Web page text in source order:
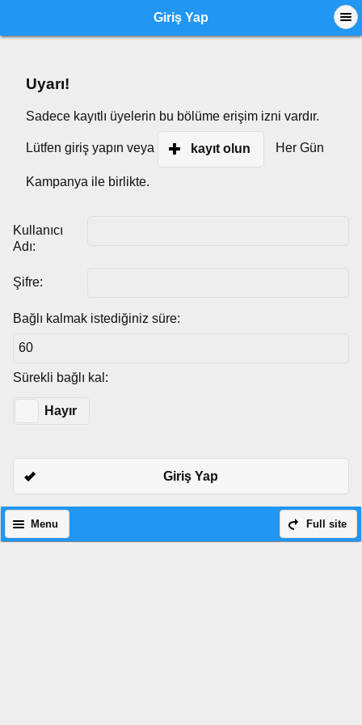
Giriş Yap
Uyarı!
Sadece kayıtlı üyelerin bu bölüme erişim izni vardır.
Lütfen giriş yapın veya kayıt olun Her Gün
Kampanya ile birlikte.
Kullanıcı
Adı:
Şifre:
Bağlı kalmak istediğiniz süre:
Sürekli bağlı kal:
Hayır
Giriş Yap
Full site
Menu